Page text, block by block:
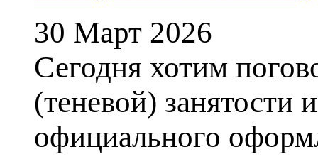
30 Март 2026
Сегодня хотим
(теневой) занятости
официального